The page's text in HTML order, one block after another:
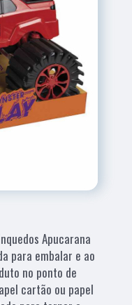
Apucarana
para embalar e ao
no ponto de
cartão ou papel